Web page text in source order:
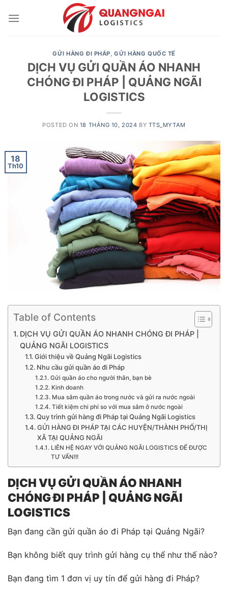
GỬI HÀNG ĐI PHÁP,GỬI HÀNG QUỐC TẾ
DỊCH VỤ GỬI QUẦN ÁO NHANH
CHÓNG ĐI PHÁP | QUẢNG NGÃI
LOGISTICS
POSTED ON 18 THÁNG 10, 2024 BY TTS_MYTAM
18
Th10
Table of Contents
DỊCH VỤ GỬI QUẦN ÁO NHANH CHÓNG ĐI PHÁP |
QUẢNG NGÃI LOGISTICS
Giới thiệu về Quảng Ngãi Logistics
Nhu cầu gửi quần áo đi Pháp
Gửi quần áo cho người thân, bạn bè
Kinh doanh
Mua sắm quần áo trong nước và gửi ra nước ngoài
Tiết kiệm chi phí so với mua sắm ở nước ngoài
Quy trình gửi hàng đi Pháp tại Quảng Ngãi Logistics
GỬI HÀNG ĐI PHÁP TẠI CÁC HUYỆN/THÀNH PHỐ/THỊ
XÃ TẠI QUẢNG NGÃI
LIÊN HỆ NGAY VỚI QUẢNG NGÃI LOGISTICS ĐỂ ĐƯỢC
TƯ VẤN!!!
DỊCH VỤ GỬI QUẦN ÁO NHANH
CHÓNG ĐI PHÁP | QUẢNG NGÃI
LOGISTICS
Bạn đang cần gửi quần áo đi Pháp tại Quảng Ngãi?
Bạn không biết quy trình gửi hàng cụ thể như thế nào?
Bạn đang tìm 1 đơn vị uy tín để gửi hàng đi Pháp?